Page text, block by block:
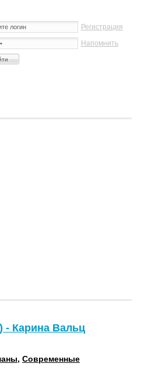
Регистрация
Напомнить
- Карина Вальц
, Современные